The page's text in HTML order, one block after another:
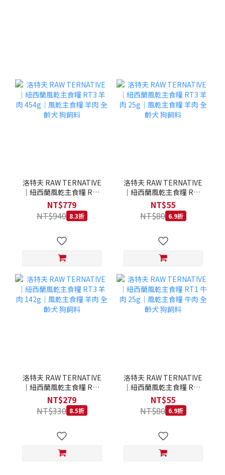
洛特夫 RAW TERNATIVE
｜紐西蘭風乾主食糧 RT3
羊肉 454g｜風乾主食糧 羊
肉 全齡犬 狗飼料
NT$779
NT$940 8.3折
洛特夫 RAW TERNATIVE
｜紐西蘭風乾主食糧 RT3
羊肉 25g｜風乾主食糧 羊
肉 全齡犬 狗飼料
NT$55
NT$80 6.9折
洛特夫 RAW TERNATIVE
｜紐西蘭風乾主食糧 RT3
羊肉 142g｜風乾主食糧 羊
肉 全齡犬 狗飼料
NT$279
NT$330 8.5折
洛特夫 RAW TERNATIVE
｜紐西蘭風乾主食糧 RT1
牛肉 25g｜風乾主食糧 牛
肉 全齡犬 狗飼料
NT$55
NT$80 6.9折